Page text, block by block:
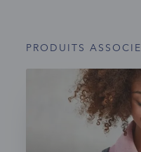
PRODUITS